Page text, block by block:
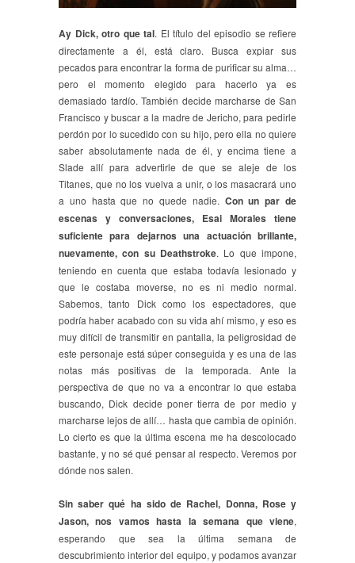
Ay Dick, otro que tal. El título del episodio se refiere
directamente a él, está claro. Busca expiar sus
pecados para encontrar la forma de purificar su alma…
pero el momento elegido para hacerlo ya es
demasiado tardío. También decide marcharse de San
Francisco y buscar a la madre de Jericho, para pedirle
perdón por lo sucedido con su hijo, pero ella no quiere
saber absolutamente nada de él, y encima tiene a
Slade allí para advertirle de que se aleje de los
Titanes, que no los vuelva a unir, o los masacrará uno
a uno hasta que no quede nadie. Con un par de
escenas y conversaciones, Esai Morales tiene
suficiente para dejarnos una actuación brillante,
nuevamente, con su Deathstroke. Lo que impone,
teniendo en cuenta que estaba todavía lesionado y
que le costaba moverse, no es ni medio normal.
Sabemos, tanto Dick como los espectadores, que
podría haber acabado con su vida ahí mismo, y eso es
muy difícil de transmitir en pantalla, la peligrosidad de
este personaje está súper conseguida y es una de las
notas más positivas de la temporada. Ante la
perspectiva de que no va a encontrar lo que estaba
buscando, Dick decide poner tierra de por medio y
marcharse lejos de allí… hasta que cambia de opinión.
Lo cierto es que la última escena me ha descolocado
bastante, y no sé qué pensar al respecto. Veremos por
dónde nos salen.
Sin saber qué ha sido de Rachel, Donna, Rose y
Jason, nos vamos hasta la semana que viene,
esperando que sea la última semana de
descubrimiento interior del equipo, y podamos avanzar